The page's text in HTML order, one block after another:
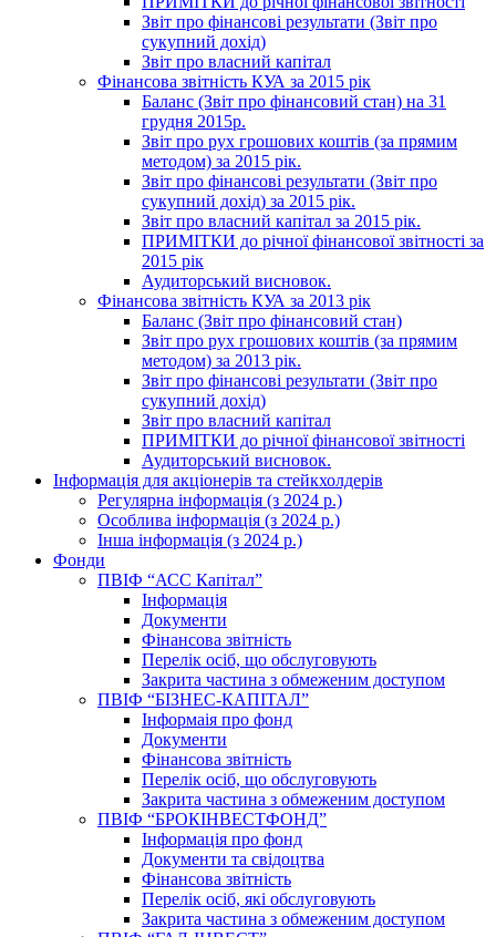
Звіт про фінансові результати (Звіт про
сукупний дохід)
Звіт про власний капітал
Фінансова звітність КУА за 2015 рік
Баланс (Звіт про фінансовий стан) на 31
грудня 2015р.
Звіт про рух грошових коштів (за прямим
методом) за 2015 рік.
Звіт про фінансові результати (Звіт про
сукупний дохід) за 2015 рік.
Звіт про власний капітал за 2015 рік.
ПРИМІТКИ до річної фінансової звітності за
2015 рік
Аудиторський висновок.
Фінансова звітність КУА за 2013 рік
Баланс (Звіт про фінансовий стан)
Звіт про рух грошових коштів (за прямим
методом) за 2013 рік.
Звіт про фінансові результати (Звіт про
сукупний дохід)
Звіт про власний капітал
ПРИМІТКИ до річної фінансової звітності
Аудиторський висновок.
Інформація для акціонерів та стейкхолдерів
Регулярна інформація (з 2024 р.)
Особлива інформація (з 2024 р.)
Інша інформація (з 2024 р.)
Фонди
ПВІФ “АСС Капітал”
Інформація
Документи
Фінансова звітність
Перелік осіб, що обслуговують
Закрита частина з обмеженим доступом
ПВІФ “БІЗНЕС-КАПІТАЛ”
Інформаія про фонд
Документи
Фінансова звітність
Перелік осіб, що обслуговують
Закрита частина з обмеженим доступом
ПВІФ “БРОКІНВЕСТФОНД”
Інформація про фонд
Документи та свідоцтва
Фінансова звітність
Перелік осіб, які обслуговують
Закрита частина з обмеженим доступом